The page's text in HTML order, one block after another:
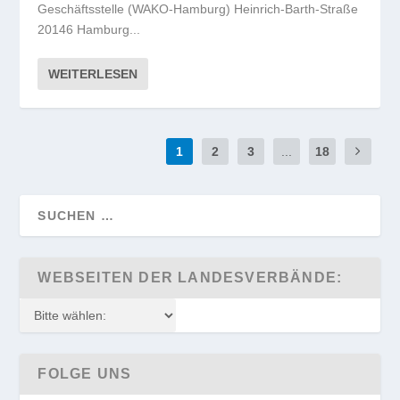
Geschäftsstelle (WAKO-Hamburg) Heinrich-Barth-Straße
20146 Hamburg...
WEITERLESEN
1 2 3 18
WEBSEITEN DER LANDESVERBÄNDE:
FOLGE UNS